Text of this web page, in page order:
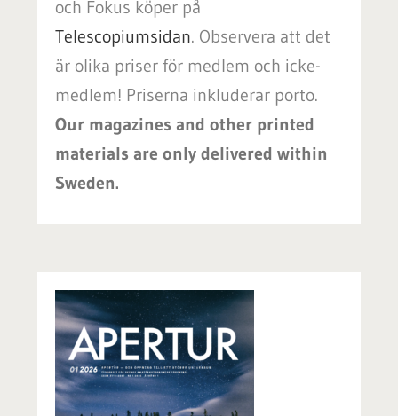
och Fokus köper på
Telescopiumsidan. Observera att det
är olika priser för medlem och icke-
medlem! Priserna inkluderar porto.
Our magazines and other printed
materials are only delivered within
Sweden.